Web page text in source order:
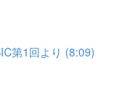
第1回より (8:09)